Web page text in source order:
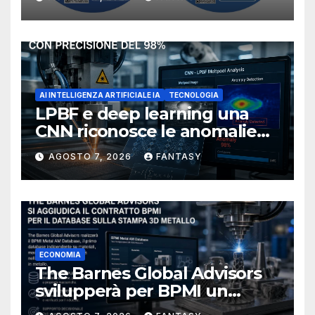
NIOSH
AI INTELLIGENZA ARTIFICIALE IA TECNOLOGIA
LPBF e deep learning una
CNN riconosce le anomalie
del bagno di fusione
AGOSTO 7, 2026 FANTASY
ECONOMIA
The Barnes Global Advisors
svilupperà per BPMI un
database per la stampa 3D